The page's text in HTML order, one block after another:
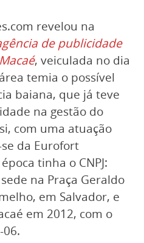
revelou na
de publicidade
, veiculada no dia
temia o possível
baiana, que já teve
na gestão do
com uma atuação
da Eurofort
tinha o CNPJ:
na Praça Geraldo
em Salvador, e
em 2012, com o
06.